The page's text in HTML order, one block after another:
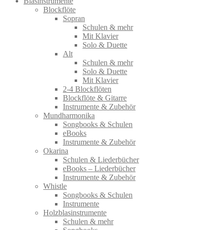
Blockflöte
Sopran
Schulen & mehr
Mit Klavier
Solo & Duette
Alt
Schulen & mehr
Solo & Duette
Mit Klavier
2-4 Blockflöten
Blockflöte & Gitarre
Instrumente & Zubehör
Mundharmonika
Songbooks & Schulen
eBooks
Instrumente & Zubehör
Okarina
Schulen & Liederbücher
eBooks – Liederbücher
Instrumente & Zubehör
Whistle
Songbooks & Schulen
Instrumente
Holzblasinstrumente
Schulen & mehr